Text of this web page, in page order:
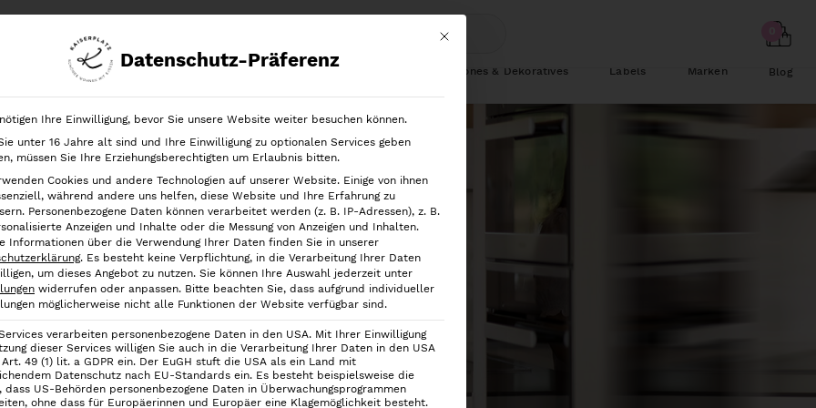
Ordnung in der Schublade Schönes & Dekoratives Labels Marken Blog
Tipps & Tricks Gewürzsammlung
Mit diesem Button wird der Dialog geschlossen. Seine Funktionalität
Datenschutz-Präferenz
Ihre Einwilligung, bevor Sie unsere Website weiter besuchen können.
unter 16 Jahre alt sind und Ihre Einwilligung zu optionalen Services geben
müssen Sie Ihre Erziehungsberechtigten um Erlaubnis bitten.
Cookies und andere Technologien auf unserer Website. Einige von ihnen
während andere uns helfen, diese Website und Ihre Erfahrung zu
Personenbezogene Daten können verarbeitet werden (z. B. IP-Adressen), z. B.
Anzeigen und Inhalte oder die Messung von Anzeigen und Inhalten.
Informationen über die Verwendung Ihrer Daten finden Sie in unserer
. Es besteht keine Verpflichtung, in die Verarbeitung Ihrer Daten
um dieses Angebot zu nutzen. Sie können Ihre Auswahl jederzeit unter
widerrufen oder anpassen. Bitte beachten Sie, dass aufgrund individueller
möglicherweise nicht alle Funktionen der Website verfügbar sind.
verarbeiten personenbezogene Daten in den USA. Mit Ihrer Einwilligung
dieser Services willigen Sie auch in die Verarbeitung Ihrer Daten in den USA
Art. 49 (1) lit. a GDPR ein. Der EuGH stuft die USA als ein Land mit
Datenschutz nach EU-Standards ein. Es besteht beispielsweise die
dass US-Behörden personenbezogene Daten in Überwachungsprogrammen
ohne dass für Europäerinnen und Europäer eine Klagemöglichkeit besteht.